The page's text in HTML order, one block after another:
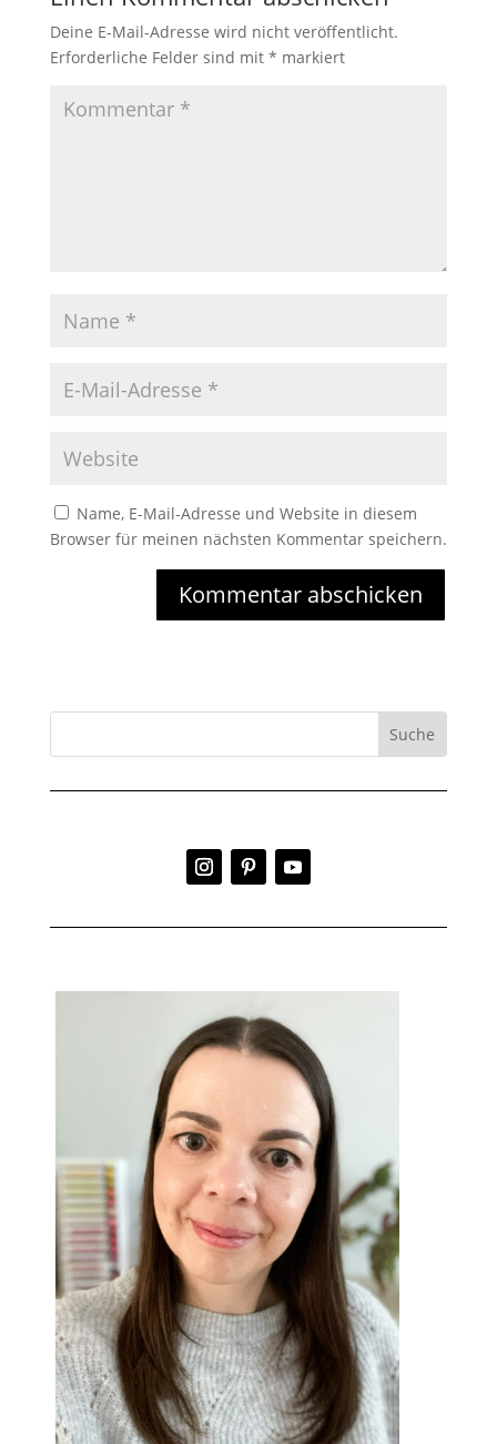
Deine E-Mail-Adresse wird nicht veröffentlicht.
Erforderliche Felder sind mit * markiert
Name, E-Mail-Adresse und Website in diesem
Browser für meinen nächsten Kommentar speichern.
Kommentar abschicken